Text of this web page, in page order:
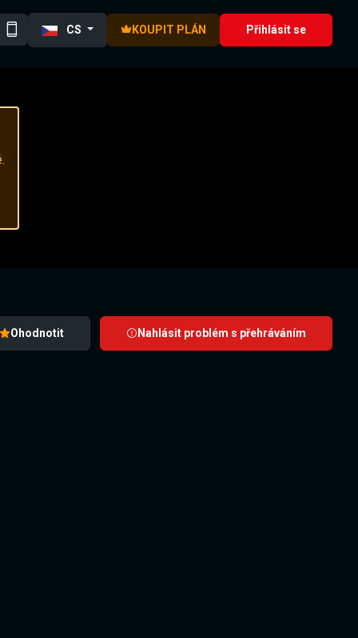
CS KOUPIT PLÁN Přihlásit se
Ohodnotit Nahlásit problém s přehráváním